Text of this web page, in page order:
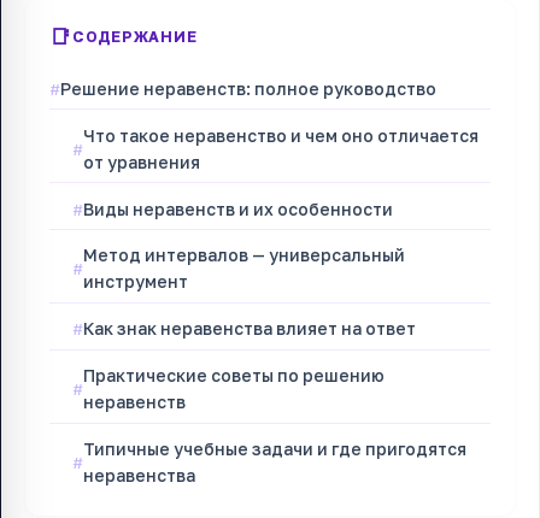
СОДЕРЖАНИЕ
Решение неравенств: полное руководство
Что такое неравенство и чем оно отличается
от уравнения
Виды неравенств и их особенности
Метод интервалов — универсальный
инструмент
Как знак неравенства влияет на ответ
Практические советы по решению
неравенств
Типичные учебные задачи и где пригодятся
неравенства